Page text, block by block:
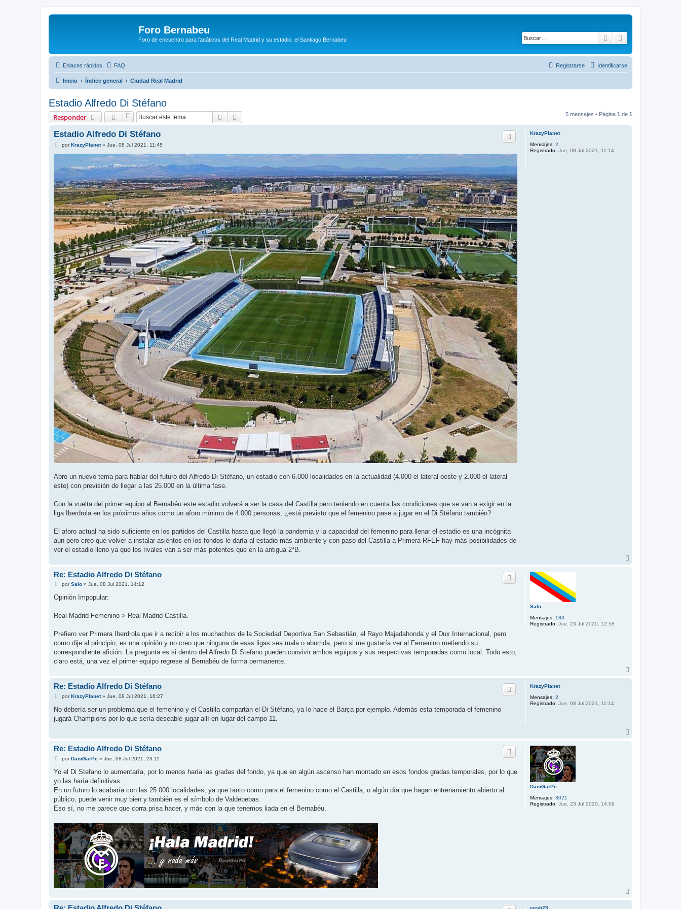
Foro Bernabeu
Foro de encuentro para fanáticos del Real Madrid y su estadio, el Santiago Bernabeu Buscar
Enlaces rápidos FAQ Identificarse
Registrarse
Inicio Índice general Ciudad Real Madrid
Estadio Alfredo Di Stéfano
Responder Buscar 5 mensajes • Página 1 de 1
KrazyPlanet
Mensajes: 2
Registrado: Jue, 08 Jul 2021, 11:14
Estadio Alfredo Di Stéfano
M
n
a
j
e
porKrazyPlanet» Jue, 08 Jul 2021, 11:45
Abro un nuevo tema para hablar del futuro del Alfredo Di Stéfano, un estadio con 6.000 localidades en la actualidad (4.000 el lateral oeste y 2.000 el lateral
este) con previsión de llegar a las 25.000 en la última fase.
Con la vuelta del primer equipo al Bernabéu este estadio volverá a ser la casa del Castilla pero teniendo en cuenta las condiciones que se van a exigir en la
liga Iberdrola en los próximos años como un aforo mínimo de 4.000 personas, ¿está previsto que el femenino pase a jugar en el Di Stéfano también?
El aforo actual ha sido suficiente en los partidos del Castilla hasta que llegó la pandemia y la capacidad del femenino para llenar el estadio es una incógnita
aún pero creo que volver a instalar asientos en los fondos le daría al estadio más ambiente y con paso del Castilla a Primera RFEF hay más posibilidades de
ver el estadio lleno ya que los rivales van a ser más potentes que en la antigua 2ªB.
Salo
Mensajes: 183
Registrado: Jue, 23 Jul 2020, 12:58
Re: Estadio Alfredo Di Stéfano
M
n
s
j
porSalo» Jue, 08 Jul 2021, 14:12
Opinión Impopular:
Real Madrid Femenino > Real Madrid Castilla.
Prefiero ver Primera Iberdrola que ir a recibir a los muchachos de la Sociedad Deportiva San Sebastián, el Rayo Majadahonda y el Dux Internacional, pero
como dije al principio, es una opinión y no creo que ninguna de esas ligas sea mala o aburrida, pero si me gustaría ver al Femenino metiendo su
correspondiente afición. La pregunta es si dentro del Alfredo Di Stefano pueden convivir ambos equipos y sus respectivas temporadas como local. Todo esto,
claro está, una vez el primer equipo regrese al Bernabéu de forma permanente.
KrazyPlanet
Mensajes: 2
Registrado: Jue, 08 Jul 2021, 11:14
Re: Estadio Alfredo Di Stéfano
M
n
a
porKrazyPlanet» Jue, 08 Jul 2021, 16:27
No debería ser un problema que el femenino y el Castilla compartan el Di Stéfano, ya lo hace el Barça por ejemplo. Además esta temporada el femenino
jugará Champions por lo que sería deseable jugar allí en lugar del campo 11.
DaniGarPe
Mensajes: 3021
Registrado: Jue, 23 Jul 2020, 14:09
Re: Estadio Alfredo Di Stéfano
M
n
a
j
porDaniGarPe» Jue, 08 Jul 2021, 23:11
Yo el Di Stefano lo aumentaría, por lo menos haría las gradas del fondo, ya que en algún ascenso han montado en esos fondos gradas temporales, por lo que
yo las haría definitivas.
En un futuro lo acabaría con las 25.000 localidades, ya que tanto como para el femenino como el Castilla, o algún día que hagan entrenamiento abierto al
público, puede venir muy bien y también es el símbolo de Valdebebas.
Eso sí, no me parece que corra prisa hacer, y más con la que tenemos liada en el Bernabéu.
cesb23